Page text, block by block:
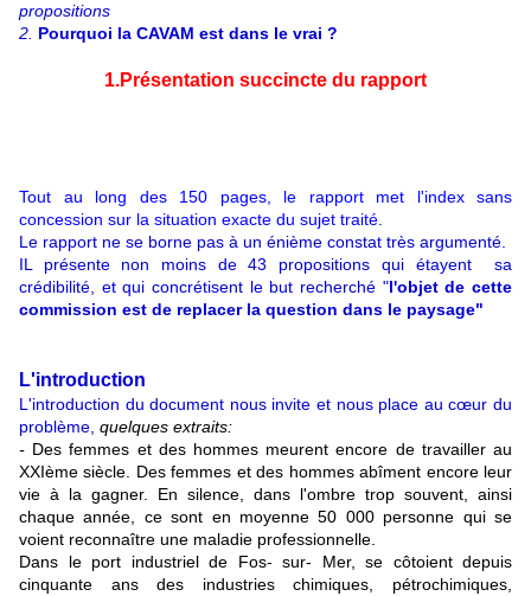
propositions
2. Pourquoi la CAVAM est dans le vrai ?
1.Présentation succincte du rapport
Tout au long des 150 pages, le rapport met l'index sans
concession sur la situation exacte du sujet traité.
Le rapport ne se borne pas à un énième constat très argumenté.
IL présente non moins de 43 propositions qui étayent sa
crédibilité, et qui concrétisent le but recherché "l'objet de cette
commission est de replacer la question dans le paysage"
L'introduction
L'introduction du document nous invite et nous place au cœur du
problème, quelques extraits:
- Des femmes et des hommes meurent encore de travailler au
XXIème siècle. Des femmes et des hommes abîment encore leur
vie à la gagner. En silence, dans l'ombre trop souvent, ainsi
chaque année, ce sont en moyenne 50 000 personne qui se
voient reconnaître une maladie professionnelle.
Dans le port industriel de Fos- sur- Mer, se côtoient depuis
cinquante ans des industries chimiques, pétrochimiques,